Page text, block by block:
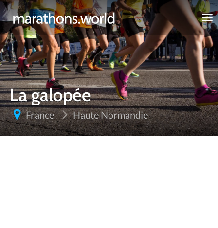
marathons.world
La galopée
France Haute Normandie